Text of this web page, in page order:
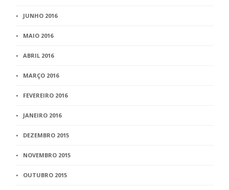
JUNHO 2016
MAIO 2016
ABRIL 2016
MARÇO 2016
FEVEREIRO 2016
JANEIRO 2016
DEZEMBRO 2015
NOVEMBRO 2015
OUTUBRO 2015